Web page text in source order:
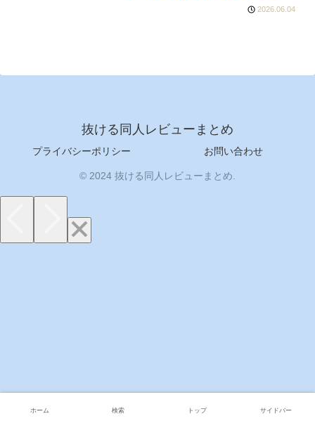
2026.06.04
抜ける同人レビューまとめ
プライバシーポリシー お問い合わせ
© 2024 抜ける同人レビューまとめ.
ホーム 検索 トップ サイドバー